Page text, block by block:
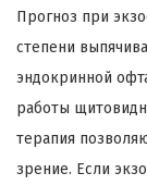
Прогноз при
степени
эндокринной
работы
терапия
зрение. Если